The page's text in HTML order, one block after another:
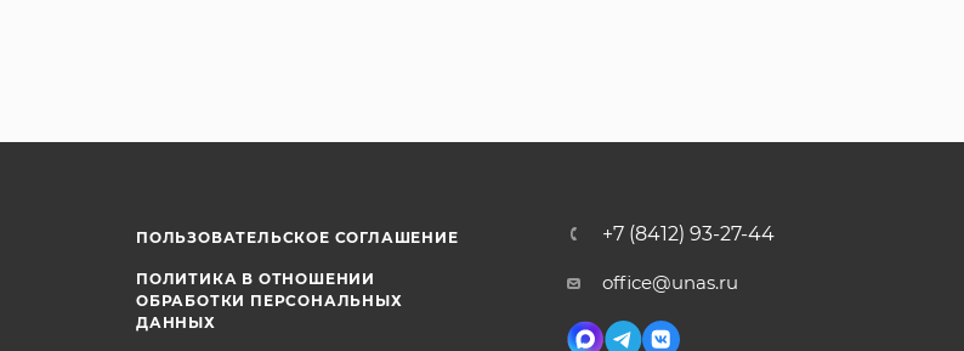
ПОЛЬЗОВАТЕЛЬСКОЕ СОГЛАШЕНИЕ
ПОЛИТИКА В ОТНОШЕНИИ
ОБРАБОТКИ ПЕРСОНАЛЬНЫХ
ДАННЫХ
+7 (8412) 93-27-44
office@unas.ru